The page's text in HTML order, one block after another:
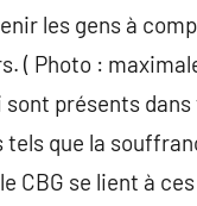
les gens à
( Photo :
présents
tels que la
CBG se lient à